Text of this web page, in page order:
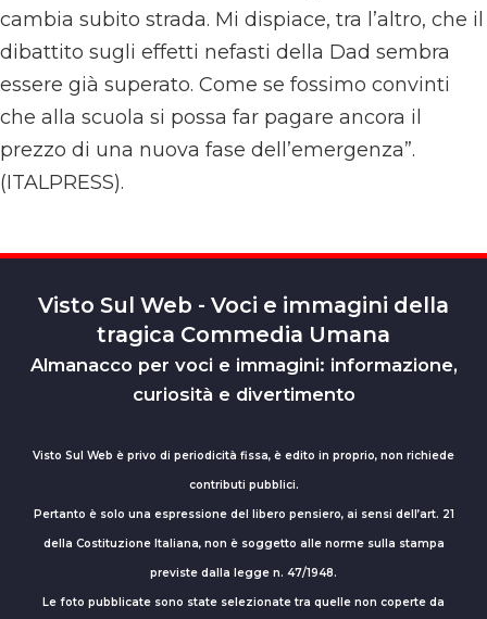
cambia subito strada. Mi dispiace, tra l’altro, che il
dibattito sugli effetti nefasti della Dad sembra
essere già superato. Come se fossimo convinti
che alla scuola si possa far pagare ancora il
prezzo di una nuova fase dell’emergenza”.
(ITALPRESS).
Visto Sul Web - Voci e immagini della
tragica Commedia Umana
Almanacco per voci e immagini: informazione,
curiosità e divertimento
Visto Sul Web è privo di periodicità fissa, è edito in proprio, non richiede
contributi pubblici.
Pertanto è solo una espressione del libero pensiero, ai sensi dell’art. 21
della Costituzione Italiana, non è soggetto alle norme sulla stampa
previste dalla legge n. 47/1948.
Le foto pubblicate sono state selezionate tra quelle non coperte da